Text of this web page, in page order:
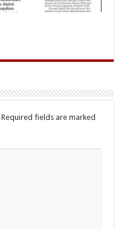
Required fields are marked